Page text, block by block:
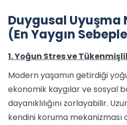
Duygusal Uyuşma
(En Yaygın
1. Yoğun Stres ve
Modern yaşamın getirdiği
ekonomik kaygılar ve sosyal
dayanıklılığını zorlayabilir.
kendini koruma mekanizması